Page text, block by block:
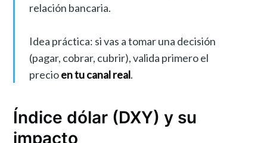
relación bancaria.
Idea práctica: si vas a tomar una decisión
(pagar, cobrar, cubrir), valida primero el
precioen tu canal real.
Índice dólar (DXY) y su
impacto